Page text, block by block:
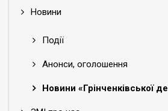
Новини
Події
Анонси, оголошення
Новини «Грінченківської